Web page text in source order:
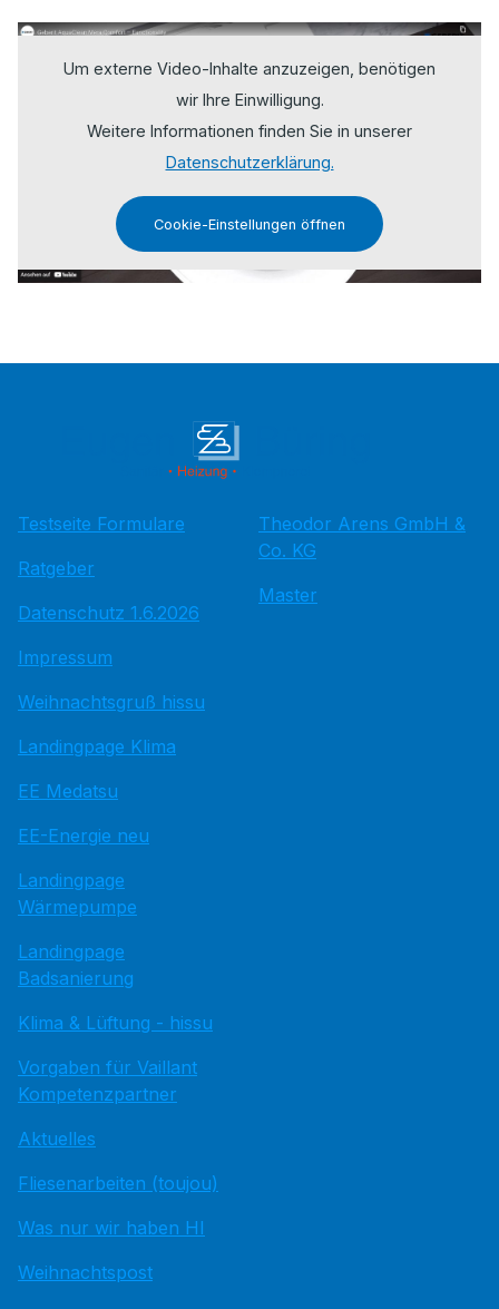
Um externe Video-Inhalte anzuzeigen, benötigen
wir Ihre Einwilligung.
Weitere Informationen finden Sie in unserer
Datenschutzerklärung.
Cookie-Einstellungen öffnen
Testseite Formulare
Ratgeber
Datenschutz 1.6.2026
Impressum
Weihnachtsgruß hissu
Landingpage Klima
EE Medatsu
EE-Energie neu
Landingpage
Wärmepumpe
Landingpage
Badsanierung
Klima & Lüftung - hissu
Vorgaben für Vaillant
Kompetenzpartner
Aktuelles
Fliesenarbeiten (toujou)
Was nur wir haben HI
Weihnachtspost
Theodor Arens GmbH &
Co. KG
Master